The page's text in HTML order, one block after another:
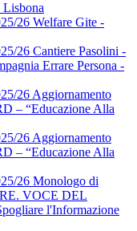
26 Welfare Gite -
26 Cantiere Pasolini -
Errare Persona -
26 Aggiornamento
– “Educazione Alla
26 Aggiornamento
– “Educazione Alla
26 Monologo di
VOCE DEL
l'Informazione